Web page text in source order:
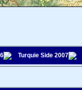
Turquie Side 2007